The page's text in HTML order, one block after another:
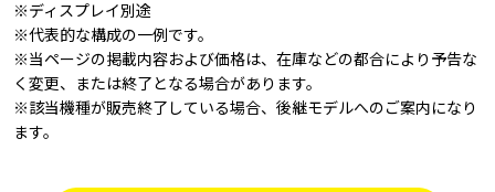
※ディスプレイ別途
※代表的な構成の一例です。
※当ページの掲載内容および価格は、在庫などの都合により予告な
く変更、または終了となる場合があります。
※該当機種が販売終了している場合、後継モデルへのご案内になり
ます。